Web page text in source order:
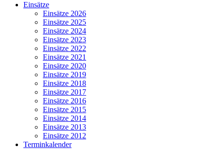
Einsätze
Einsätze 2026
Einsätze 2025
Einsätze 2024
Einsätze 2023
Einsätze 2022
Einsätze 2021
Einsätze 2020
Einsätze 2019
Einsätze 2018
Einsätze 2017
Einsätze 2016
Einsätze 2015
Einsätze 2014
Einsätze 2013
Einsätze 2012
Terminkalender